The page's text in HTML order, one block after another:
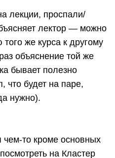
лекции, проспали/
лектор — можно
же курса к другому
объяснение той же
бывает полезно
что будет на паре,
нужно).
чем-то кроме основных
на Кластер